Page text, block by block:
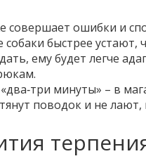
ошибки и
собаки быстрее
ему будет легче
минуты» – в
поводок и не лают,